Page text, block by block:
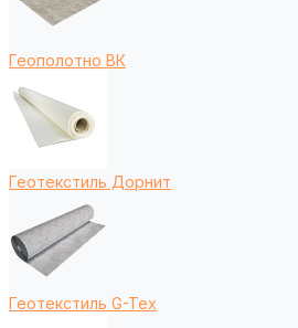
Геополотно ВК
Геотекстиль Дорнит
Геотекстиль G-Tex